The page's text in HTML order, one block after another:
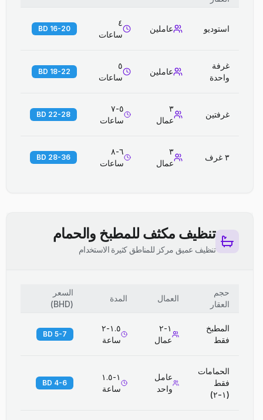
استوديو عاملين
٤
ساعات
16-20 BD
غرفة
واحدة
عاملين
٥
ساعات
18-22 BD
غرفتين
٣
عمال
٥-٧
ساعات
22-28 BD
٣ غرف
٣
عمال
٦-٨
ساعات
28-36 BD
تنظيف مكثف للمطبخ والحمام
تنظيف عميق مركز للمناطق كثيرة الاستخدام
حجم
العقار
العمال المدة
السعر
(
BHD
)
المطبخ
فقط
١-٢
عمال
١.٥-٢
ساعة
5-7 BD
الحمامات
فقط
(١-٢)
عامل
واحد
١-١.٥
ساعة
4-6 BD